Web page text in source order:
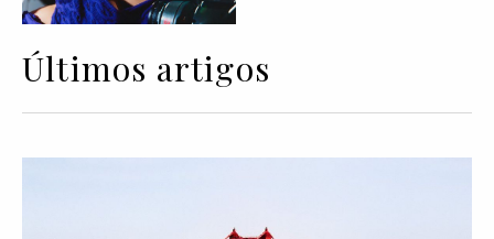
Últimos artigos